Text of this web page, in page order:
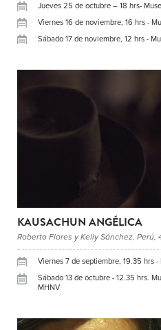
Jueves 25 de octubre – 18 hrs-
Viernes 16 de noviembre, 16 hrs -
Sábado 17 de noviembre, 12 hrs -
KAUSACHUN ANGÉLICA
Roberto Flores y Kelly Sánchez, Perú,
Viernes 7 de septiembre, 19.35 hrs
Sábado 13 de octubre - 12.35 hrs.
MHNV